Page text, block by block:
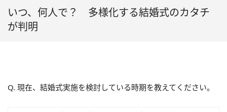
いつ、何人で？ 多様化する結婚式のカタチ
が判明
Q. 現在、結婚式実施を検討している時期を教えてください。